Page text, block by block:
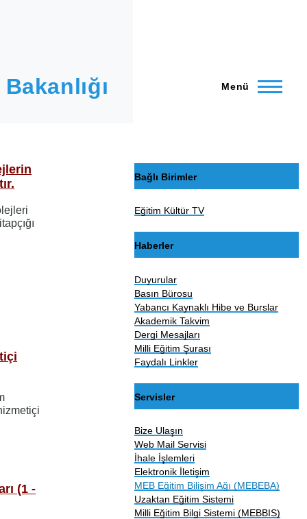
Menü
(1 -
Bağlı Birimler
Eğitim Kültür TV
Haberler
Duyurular
Basın Bürosu
Yabancı Kaynaklı Hibe ve Burslar
Akademik Takvim
Dergi Mesajları
Milli Eğitim Şurası
Faydalı Linkler
Servisler
Bize Ulaşın
Web Mail Servisi
İhale İşlemleri
Elektronik İletişim
MEB Eğitim Bilişim Ağı (MEBEBA)
Uzaktan Eğitim Sistemi
Milli Eğitim Bilgi Sistemi (MEBBIS)